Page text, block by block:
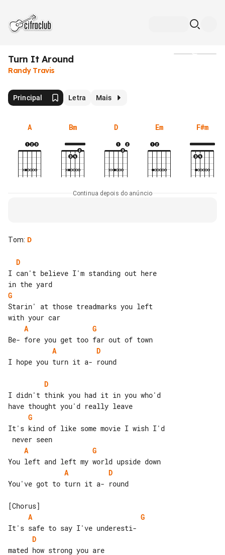
Turn It Around
Randy Travis
Principal Letra Mais
A Bm D Em F#m
Continua depois do anúncio
Tom: D
D
I can't believe I'm standing out here
G
Starin' at those treadmarks you left
A
G
A
D
I hope you turn it a- round
D
I didn't think you had it in you who'd
G
It's kind of like some movie I wish I'd
A
G
A
D
You've got to turn it a- round
A
G
D